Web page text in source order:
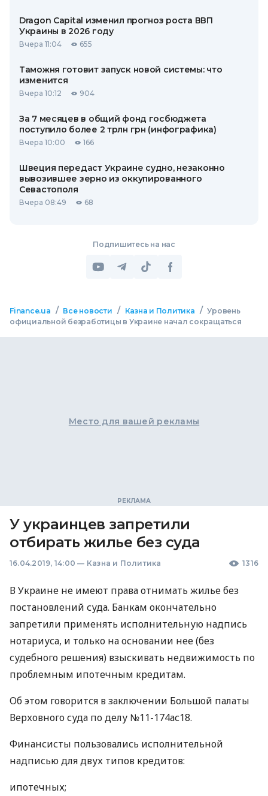
Dragon Capital изменил прогноз роста ВВП
Украины в 2026 году
Вчера 11:04 655
Таможня готовит запуск новой системы: что
изменится
Вчера 10:12 904
За 7 месяцев в общий фонд госбюджета
поступило более 2 трлн грн (инфографика)
Вчера 10:00 166
Швеция передаст Украине судно, незаконно
вывозившее зерно из оккупированного
Севастополя
Вчера 08:49 68
Подпишитесь на нас
Finance.ua / Все новости / Казна и Политика / Уровень
официальной безработицы в Украине начал сокращаться
Место для вашей рекламы
У украинцев запретили
отбирать жилье без суда
16.04.2019, 14:00 — Казна и Политика 1316
В Украине не имеют права отнимать жилье без
постановлений суда. Банкам окончательно
запретили применять исполнительную надпись
нотариуса, и только на основании нее (без
судебного решения) взыскивать недвижимость по
проблемным ипотечным кредитам.
Об этом говорится в заключении Большой палаты
Верховного суда по делу №11-174ас18.
Финансисты пользовались исполнительной
надписью для двух типов кредитов:
ипотечных;